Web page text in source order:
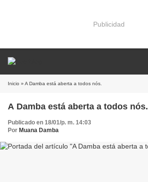
Publicidad
Inicio » A Damba está aberta a todos nós.
A Damba está aberta a todos nós.
Publicado en 18/01/p. m. 14:03
Por Muana Damba